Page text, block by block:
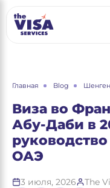
Главная Blog Шенген
Виза во
Абу-Даби в
ОАЭ
3 июля, 2026 The